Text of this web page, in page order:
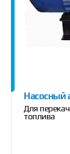
Насосный
Для
топлива